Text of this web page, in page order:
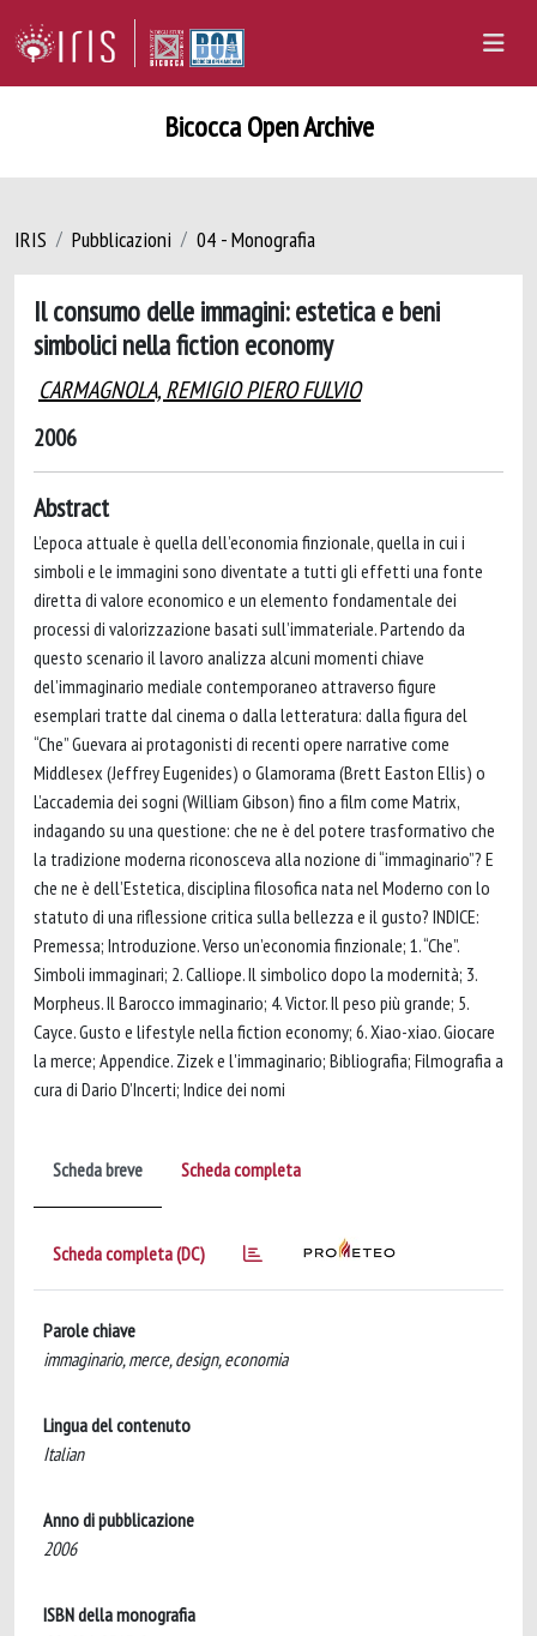
Bicocca Open Archive
IRIS Pubblicazioni 04 - Monografia
Il consumo delle immagini: estetica e beni
simbolici nella fiction economy
CARMAGNOLA, REMIGIO PIERO FULVIO
2006
Abstract
L’epoca attuale è quella dell’economia finzionale, quella in cui i
simboli e le immagini sono diventate a tutti gli effetti una fonte
diretta di valore economico e un elemento fondamentale dei
processi di valorizzazione basati sull’immateriale. Partendo da
questo scenario il lavoro analizza alcuni momenti chiave
del’immaginario mediale contemporaneo attraverso figure
esemplari tratte dal cinema o dalla letteratura: dalla figura del
“Che” Guevara ai protagonisti di recenti opere narrative come
Middlesex (Jeffrey Eugenides) o Glamorama (Brett Easton Ellis) o
L’accademia dei sogni (William Gibson) fino a film come Matrix,
indagando su una questione: che ne è del potere trasformativo che
la tradizione moderna riconosceva alla nozione di “immaginario”? E
che ne è dell’Estetica, disciplina filosofica nata nel Moderno con lo
statuto di una riflessione critica sulla bellezza e il gusto? INDICE:
Premessa; Introduzione. Verso un’economia finzionale; 1. “Che”.
Simboli immaginari; 2. Calliope. Il simbolico dopo la modernità; 3.
Morpheus. Il Barocco immaginario; 4. Victor. Il peso più grande; 5.
Cayce. Gusto e lifestyle nella fiction economy; 6. Xiao-xiao. Giocare
la merce; Appendice. Zizek e l'immaginario; Bibliografia; Filmografia a
cura di Dario D’Incerti; Indice dei nomi
Scheda breve Scheda completa
Scheda completa (DC)
Parole chiave
immaginario, merce, design, economia
Lingua del contenuto
Italian
Anno di pubblicazione
2006
ISBN della monografia